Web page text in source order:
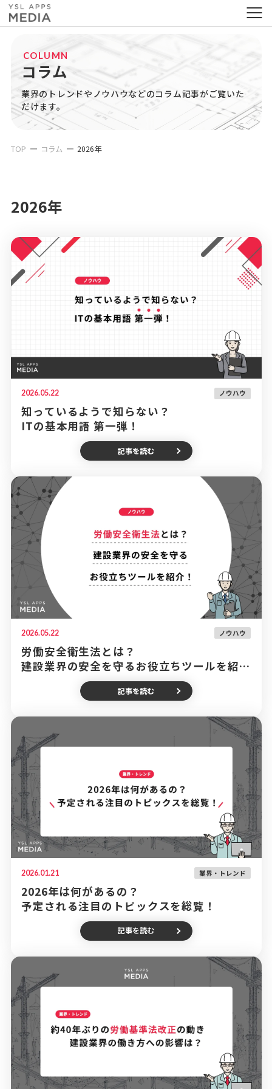
COLUMN
コラム
業界のトレンドやノウハウなどのコラム記事がご覧いた
だけます。
TOP コラム 2026年
2026年
2026.05.22 ノウハウ
知っているようで知らない？
ITの基本用語 第一弾！
記事を読む
2026.05.22 ノウハウ
労働安全衛生法とは？
建設業界の安全を守るお役立ちツールを紹
記事を読む
2026.01.21 業界・トレンド
2026年は何があるの？
予定される注目のトピックスを総覧！
記事を読む